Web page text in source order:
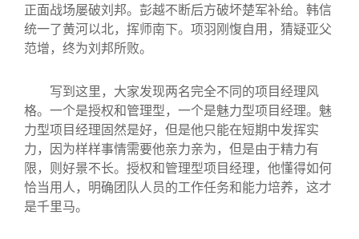
正面战场屡破刘邦。彭越不断后方破坏楚军补给。韩信
统一了黄河以北，挥师南下。项羽刚愎自用，猜疑亚父
范增，终为刘邦所败。
写到这里，大家发现两名完全不同的项目经理风
格。一个是授权和管理型，一个是魅力型项目经理。魅
力型项目经理固然是好，但是他只能在短期中发挥实
力，因为样样事情需要他亲力亲为，但是由于精力有
限，则好景不长。授权和管理型项目经理，他懂得如何
恰当用人，明确团队人员的工作任务和能力培养，这才
是千里马。